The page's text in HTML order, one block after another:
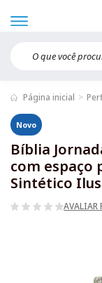
Página inicial
Novo
Bíblia
com espaço
Sintético
AVALIAR